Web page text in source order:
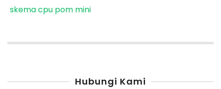
skema cpu pom mini
Hubungi Kami